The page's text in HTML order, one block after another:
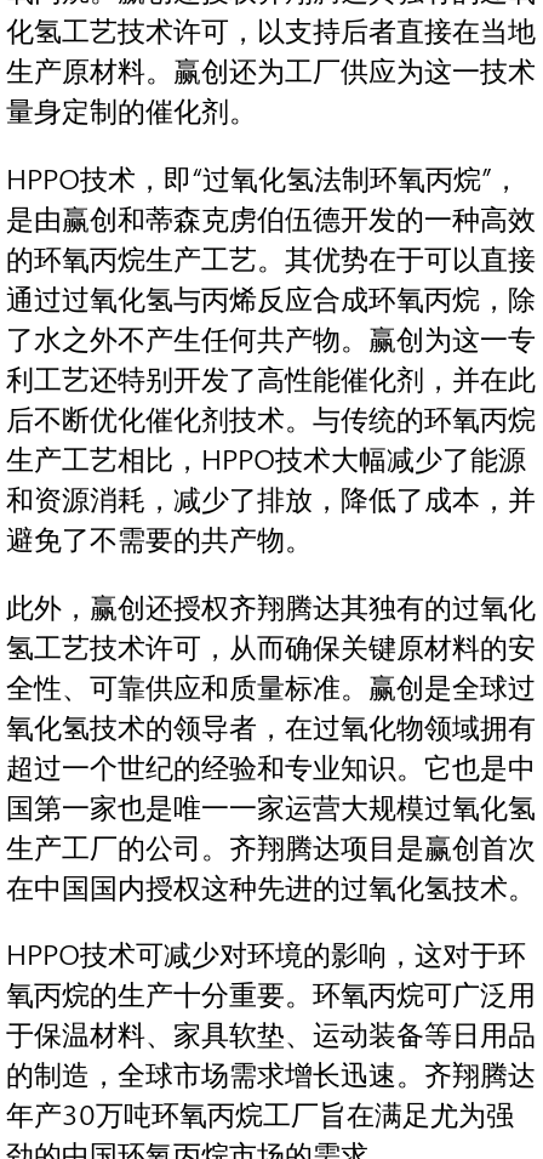
化氢工艺技术许可，以支持后者直接在当地
生产原材料。赢创还为工厂供应为这一技术
量身定制的催化剂。
HPPO技术，即“过氧化氢法制环氧丙烷”，
是由赢创和蒂森克虏伯伍德开发的一种高效
的环氧丙烷生产工艺。其优势在于可以直接
通过过氧化氢与丙烯反应合成环氧丙烷，除
了水之外不产生任何共产物。赢创为这一专
利工艺还特别开发了高性能催化剂，并在此
后不断优化催化剂技术。与传统的环氧丙烷
生产工艺相比，HPPO技术大幅减少了能源
和资源消耗，减少了排放，降低了成本，并
避免了不需要的共产物。
此外，赢创还授权齐翔腾达其独有的过氧化
氢工艺技术许可，从而确保关键原材料的安
全性、可靠供应和质量标准。赢创是全球过
氧化氢技术的领导者，在过氧化物领域拥有
超过一个世纪的经验和专业知识。它也是中
国第一家也是唯一一家运营大规模过氧化氢
生产工厂的公司。齐翔腾达项目是赢创首次
在中国国内授权这种先进的过氧化氢技术。
HPPO技术可减少对环境的影响，这对于环
氧丙烷的生产十分重要。环氧丙烷可广泛用
于保温材料、家具软垫、运动装备等日用品
的制造，全球市场需求增长迅速。齐翔腾达
年产30万吨环氧丙烷工厂旨在满足尤为强